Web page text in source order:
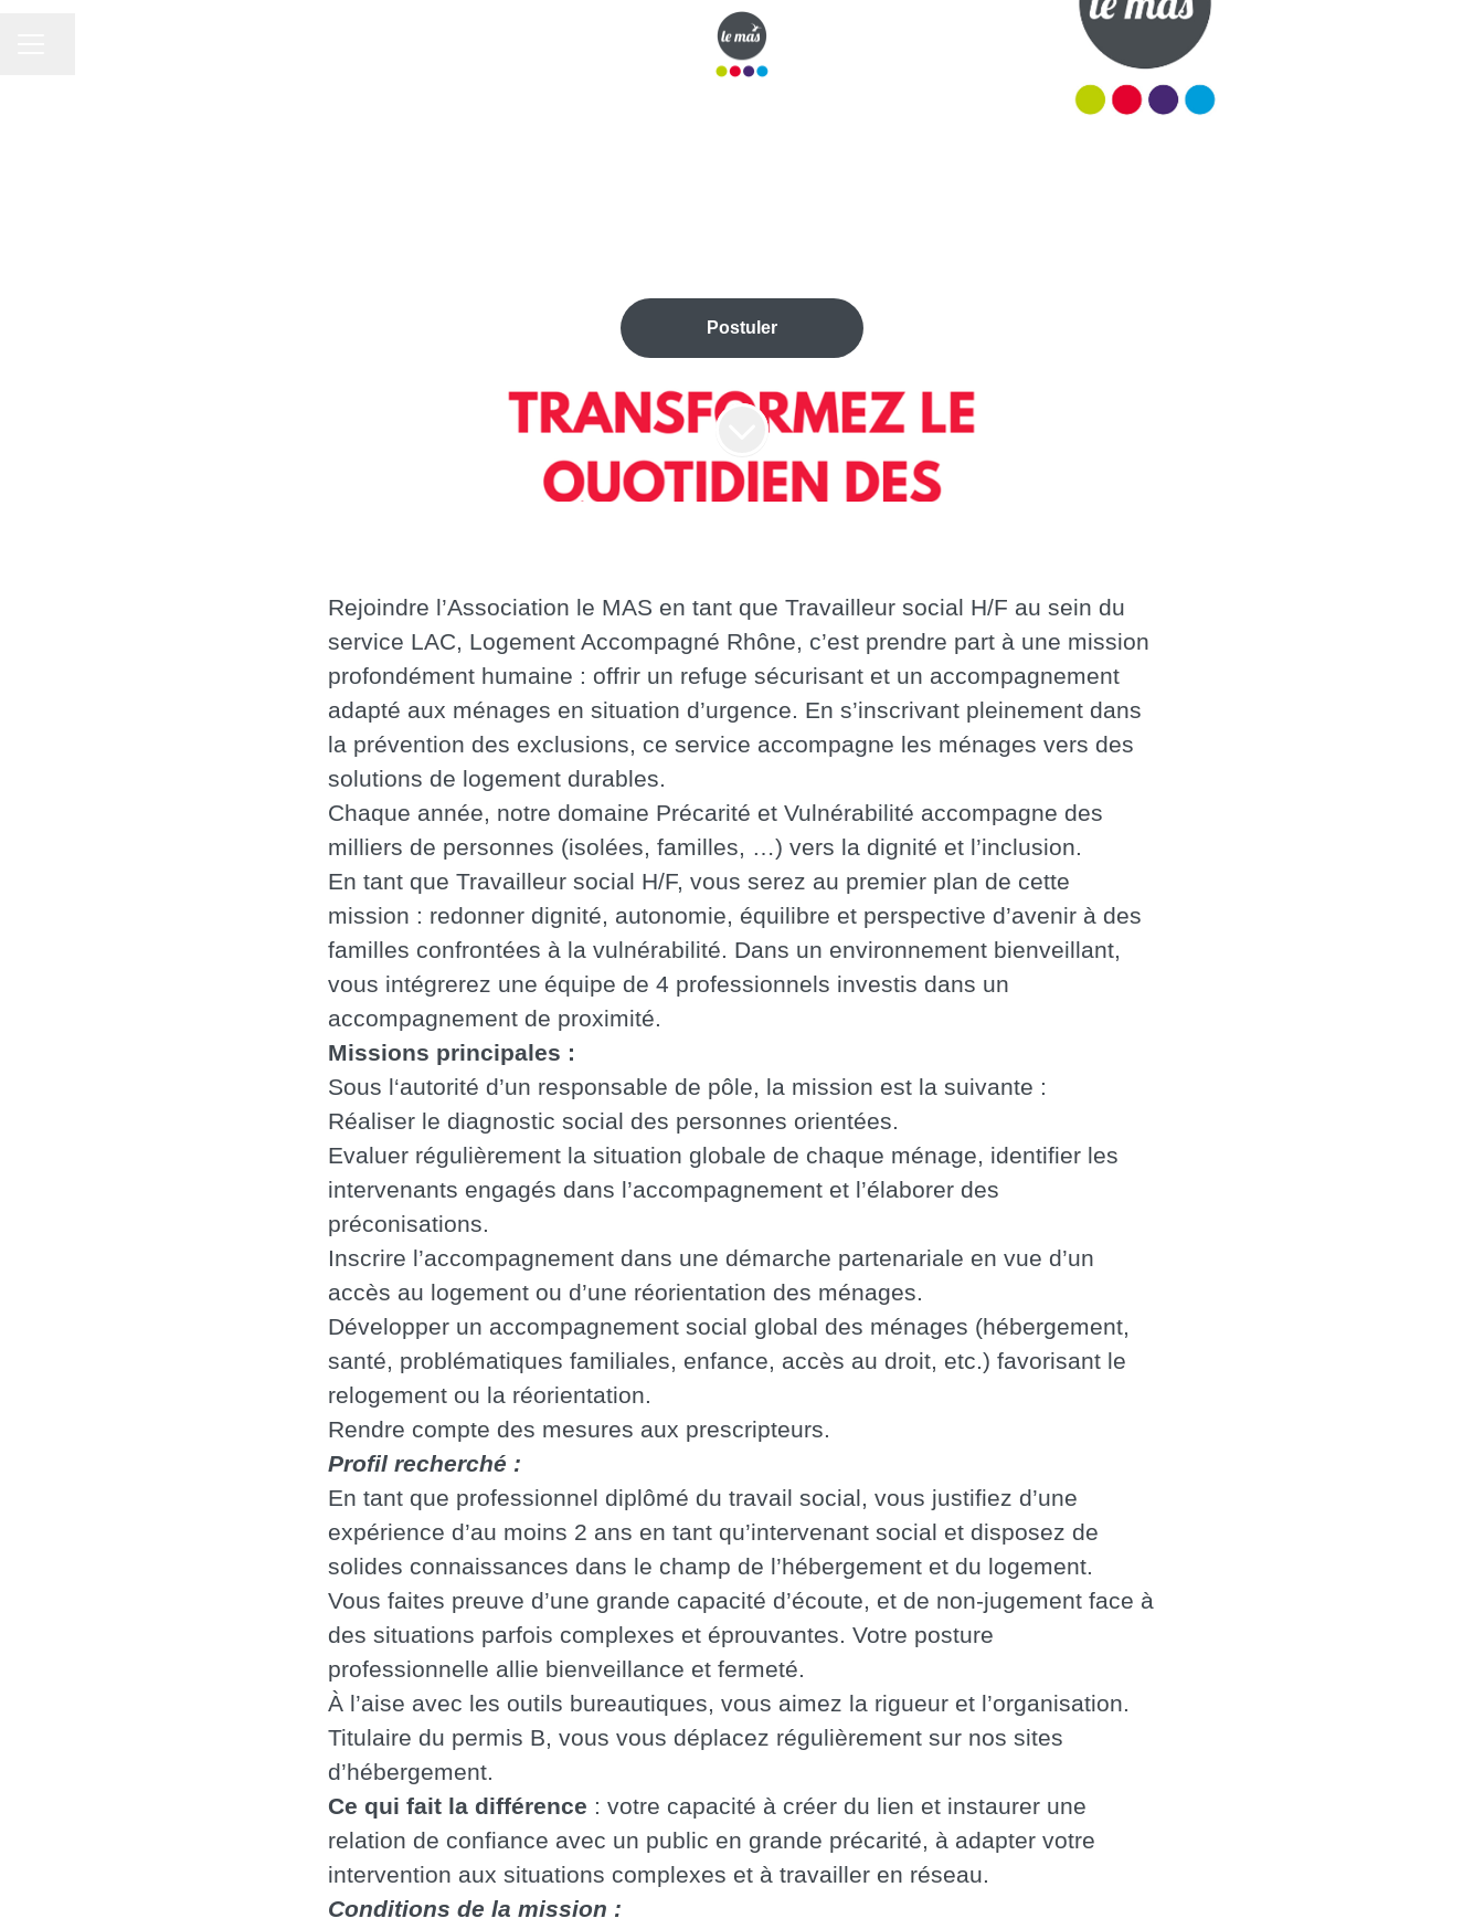
Postuler
Rejoindre l’Association le MAS en tant que Travailleur social H/F au sein du
service LAC, Logement Accompagné Rhône, c’est prendre part à une mission
profondément humaine : offrir un refuge sécurisant et un accompagnement
adapté aux ménages en situation d’urgence. En s’inscrivant pleinement dans
la prévention des exclusions, ce service accompagne les ménages vers des
solutions de logement durables.
Chaque année, notre domaine Précarité et Vulnérabilité accompagne des
milliers de personnes (isolées, familles, …) vers la dignité et l’inclusion.
En tant que Travailleur social H/F, vous serez au premier plan de cette
mission : redonner dignité, autonomie, équilibre et perspective d’avenir à des
familles confrontées à la vulnérabilité. Dans un environnement bienveillant,
vous intégrerez une équipe de 4 professionnels investis dans un
accompagnement de proximité.
Missions principales :
Sous l‘autorité d’un responsable de pôle, la mission est la suivante :
Réaliser le diagnostic social des personnes orientées.
Evaluer régulièrement la situation globale de chaque ménage, identifier les
intervenants engagés dans l’accompagnement et l’élaborer des
préconisations.
Inscrire l’accompagnement dans une démarche partenariale en vue d’un
accès au logement ou d’une réorientation des ménages.
Développer un accompagnement social global des ménages (hébergement,
santé, problématiques familiales, enfance, accès au droit, etc.) favorisant le
relogement ou la réorientation.
Rendre compte des mesures aux prescripteurs.
Profil recherché :
En tant que professionnel diplômé du travail social, vous justifiez d’une
expérience d’au moins 2 ans en tant qu’intervenant social et disposez de
solides connaissances dans le champ de l’hébergement et du logement.
Vous faites preuve d’une grande capacité d’écoute, et de non-jugement face à
des situations parfois complexes et éprouvantes. Votre posture
professionnelle allie bienveillance et fermeté.
À l’aise avec les outils bureautiques, vous aimez la rigueur et l’organisation.
Titulaire du permis B, vous vous déplacez régulièrement sur nos sites
d’hébergement.
Ce qui fait la différence : votre capacité à créer du lien et instaurer une
relation de confiance avec un public en grande précarité, à adapter votre
intervention aux situations complexes et à travailler en réseau.
Conditions de la mission :